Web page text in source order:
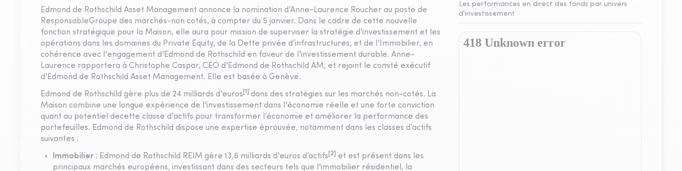
Edmond de Rothschild Asset Management annonce la nomination d'Anne-Laurence Roucher au poste de
ResponsableGroupe des marchés-non cotés, à compter du 5 janvier. Dans le cadre de cette nouvelle
fonction stratégique pour la Maison, elle aura pour mission de superviser la stratégie d'investissement et les
opérations dans les domaines du Private Equity, de la Dette privée d’infrastructures, et de l'Immobilier, en
cohérence avec l'engagement d'Edmond de Rothschild en faveur de l'investissement durable. Anne-
Laurence rapportera à Christophe Caspar, CEO d'Edmond de Rothschild AM, et rejoint le comité exécutif
d'Edmond de Rothschild Asset Management. Elle est basée à Genève.
Edmond de Rothschild gère plus de 24 milliards d'euros [1] dans des stratégies sur les marchés non-cotés. La
Maison combine une longue expérience de l'investissement dans l'économie réelle et une forte conviction
quant au potentiel decette classe d'actifs pour transformer l’économie et améliorer la performance des
portefeuilles. Edmond de Rothschild dispose une expertise éprouvée, notamment dans les classes d’actifs
suivantes :
Immobilier : Edmond de Rothschild REIM gère 13,6 milliards d'euros d’actifs [2] et est présent dans les
principaux marchés européens, investissant dans des secteurs tels que l'immobilier résidentiel, la
Les performances en direct des fonds par univers
d'investissement